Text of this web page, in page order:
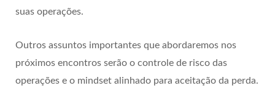
suas operações.
Outros assuntos importantes que abordaremos nos
próximos encontros serão o controle de risco das
operações e o mindset alinhado para aceitação da perda.